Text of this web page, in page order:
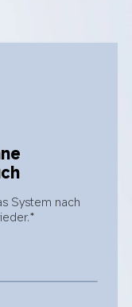
System nach